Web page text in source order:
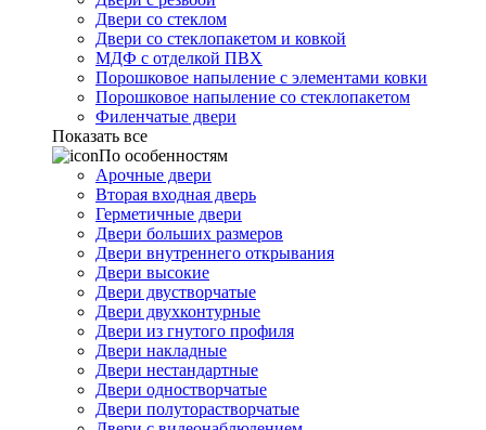
Двери со стеклом
Двери со стеклопакетом и ковкой
МДФ с отделкой ПВХ
Порошковое напыление с элементами ковки
Порошковое напыление со стеклопакетом
Филенчатые двери
Показать все
По особенностям
Арочные двери
Вторая входная дверь
Герметичные двери
Двери больших размеров
Двери внутреннего открывания
Двери высокие
Двери двустворчатые
Двери двухконтурные
Двери из гнутого профиля
Двери накладные
Двери нестандартные
Двери одностворчатые
Двери полуторастворчатые